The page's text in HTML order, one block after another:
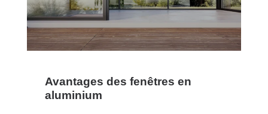
Avantages des fenêtres en
aluminium